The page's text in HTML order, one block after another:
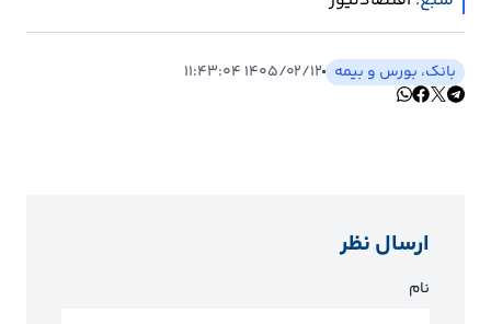
خودرو
عمومی
بانک، بورس و بیمه ۱۴۰۵/۰۲/۱۲ ۱۱:۴۳:۰۴
ارسال نظر
نام